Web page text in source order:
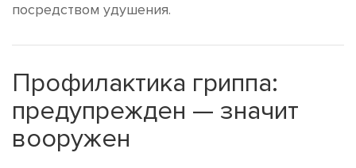
посредством удушения.
Профилактика гриппа:
предупрежден — значит
вооружен